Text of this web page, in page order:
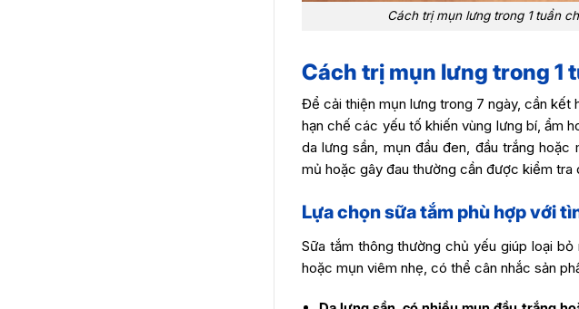
Cách trị mụn lưng trong 1 tuần
Cách trị mụn lưng trong 1
Để cải thiện mụn lưng trong 7 ngày, cần kết
hạn chế các yếu tố khiến vùng lưng bí, ẩm
da lưng sần, mụn đầu đen, đầu trắng
mủ hoặc gây đau thường cần được kiểm
Lựa chọn sữa tắm phù hợp với
Sữa tắm thông thường chủ yếu giúp loại
hoặc mụn viêm nhẹ, có thể cân nhắc sản